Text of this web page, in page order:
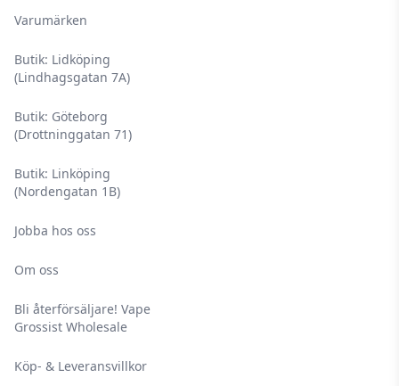
Varumärken
Butik: Lidköping
(Lindhagsgatan 7A)
Butik: Göteborg
(Drottninggatan 71)
Butik: Linköping
(Nordengatan 1B)
Jobba hos oss
Om oss
Bli återförsäljare! Vape
Grossist Wholesale
Köp- & Leveransvillkor